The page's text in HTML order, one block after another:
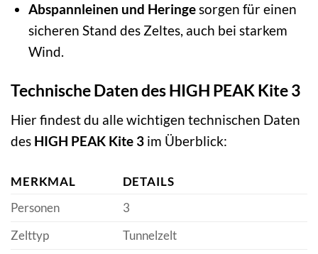
Abspannleinen und Heringesorgen für einen
sicheren Stand des Zeltes, auch bei starkem
Wind.
Technische Daten des HIGH PEAK Kite 3
Hier findest du alle wichtigen technischen Daten
des HIGH PEAK Kite 3 im Überblick:
MERKMAL
DETAILS
Personen
3
Zelttyp
Tunnelzelt